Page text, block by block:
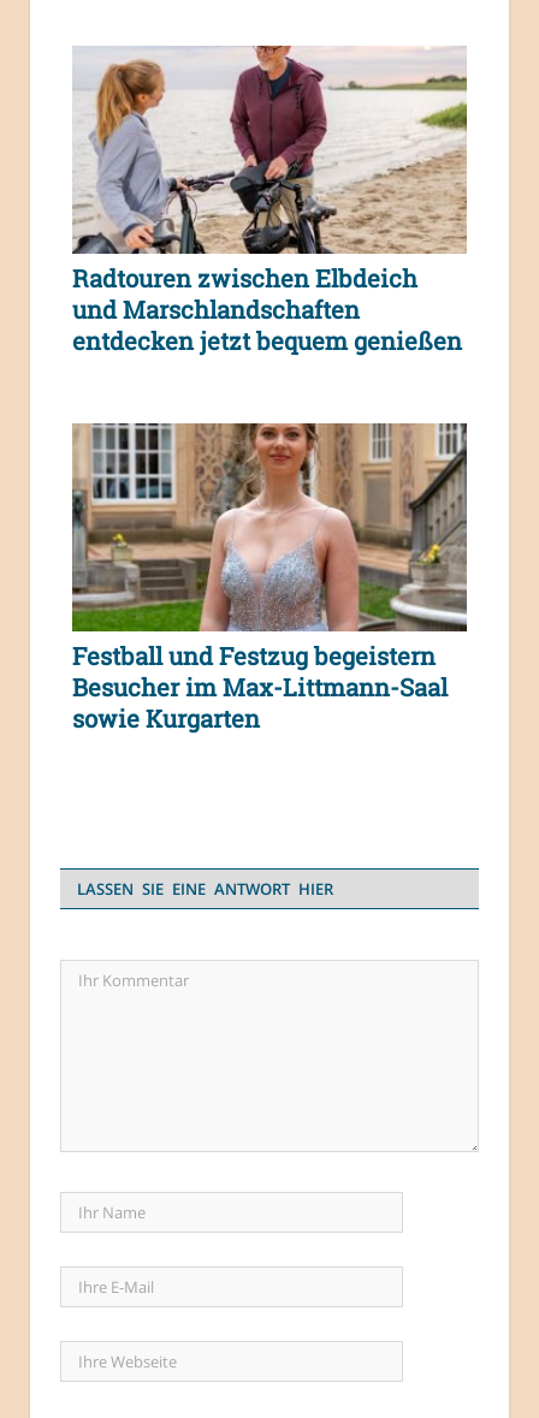
Radtouren zwischen Elbdeich
und Marschlandschaften
entdecken jetzt bequem genießen
Festball und Festzug begeistern
Besucher im Max-Littmann-Saal
sowie Kurgarten
LASSEN SIE EINE ANTWORT HIER